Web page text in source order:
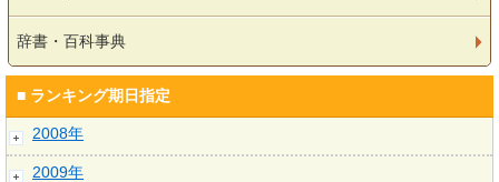
辞書・百科事典
■ ランキング期日指定
2008年
2009年